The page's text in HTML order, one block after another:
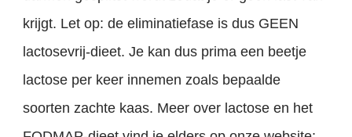
krijgt. Let op: de eliminatiefase is dus GEEN
lactosevrij-dieet. Je kan dus prima een beetje
lactose per keer innemen zoals bepaalde
soorten zachte kaas. Meer over lactose en het